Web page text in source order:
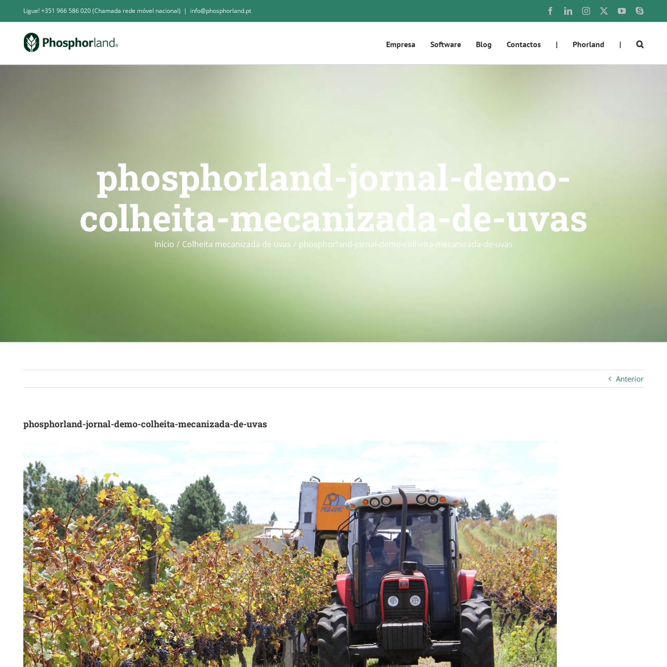
Ligue! +351 966 586 020 (Chamada rede móvel nacional) | info@phosphorland.pt FacebookLinkedInInstagram YouTubeSkype
Empresa Software Blog Contactos | Phorland |
phosphorland-jornal-demo-
colheita-mecanizada-de-uvas
Início Colheita mecanizada de uvas phosphorland-jornal-demo-colheita-mecanizada-de-uvas
Anterior
phosphorland-jornal-demo-colheita-mecanizada-de-uvas